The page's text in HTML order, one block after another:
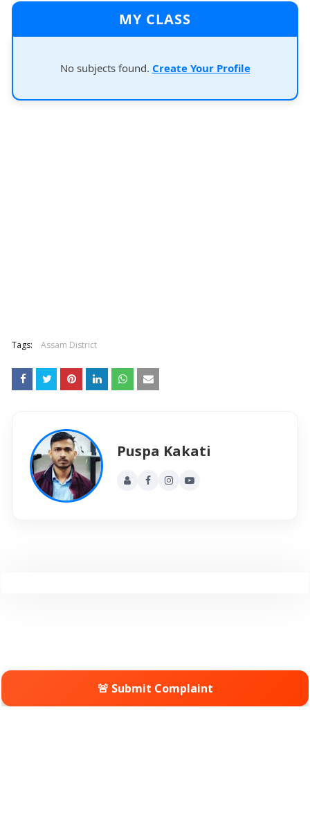
MY CLASS
No subjects found. Create Your Profile
Tags: Assam District
Puspa Kakati
🚨 Submit Complaint